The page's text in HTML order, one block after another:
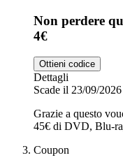
Non perdere
4€
Ottieni codice
Dettagli
Scade il 23/09/2026
Grazie a questo
45€ di DVD, Blu-
Coupon